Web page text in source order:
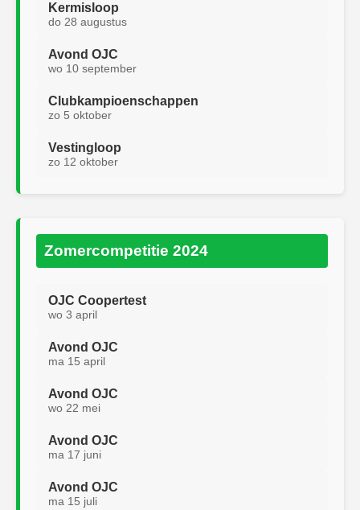
Kermisloop
do 28 augustus
Avond OJC
wo 10 september
Clubkampioenschappen
zo 5 oktober
Vestingloop
zo 12 oktober
Zomercompetitie 2024
OJC Coopertest
wo 3 april
Avond OJC
ma 15 april
Avond OJC
wo 22 mei
Avond OJC
ma 17 juni
Avond OJC
ma 15 juli